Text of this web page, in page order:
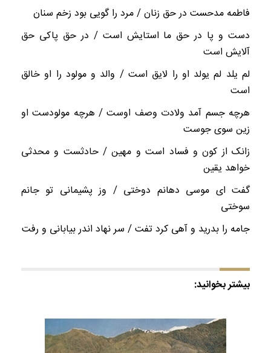
فاطمه مدحست در حق زنان / مرد را گویی بود زخم سنان
دست و پا در حق ما استایش است / در حق پاکی حق
آلایش است
لم یلد لم یولد او را لایق است / والد و مولود را او خالق
است
هرچه جسم آمد ولادت وصف اوست / هرچه مولودست او
زین سوی جوست
زانک از کون و فساد است و مهین / حادثست و محدثی
خواهد یقین
گفت ‌ای موسی دهانم دوختی / وز پشیمانی تو جانم
سوختی
جامه را بدرید و آهی کرد تفت / سر نهاد اندر بیابانی و رفت
بیشتر بخوانید: